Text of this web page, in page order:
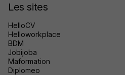
Les sites
HelloCV
Helloworkplace
BDM
Jobijoba
Maformation
Diplomeo